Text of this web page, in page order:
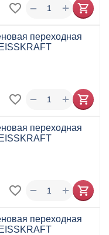
+
−
переходная
+
−
переходная
+
−
переходная